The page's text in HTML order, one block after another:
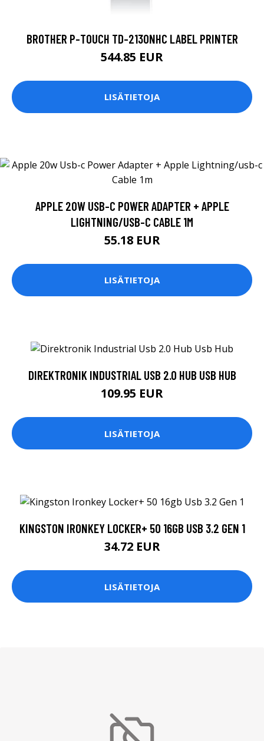
BROTHER P-TOUCH TD-2130NHC LABEL PRINTER
544.85 EUR
LISÄTIETOJA
APPLE 20W USB-C POWER ADAPTER + APPLE
LIGHTNING/USB-C CABLE 1M
55.18 EUR
LISÄTIETOJA
DIREKTRONIK INDUSTRIAL USB 2.0 HUB USB HUB
109.95 EUR
LISÄTIETOJA
KINGSTON IRONKEY LOCKER+ 50 16GB USB 3.2 GEN 1
34.72 EUR
LISÄTIETOJA